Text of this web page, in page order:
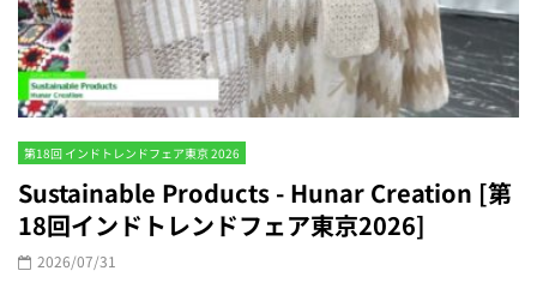
第18回 インドトレンドフェア東京 2026
Sustainable Products - Hunar Creation [第
18回インドトレンドフェア東京2026]
2026/07/31